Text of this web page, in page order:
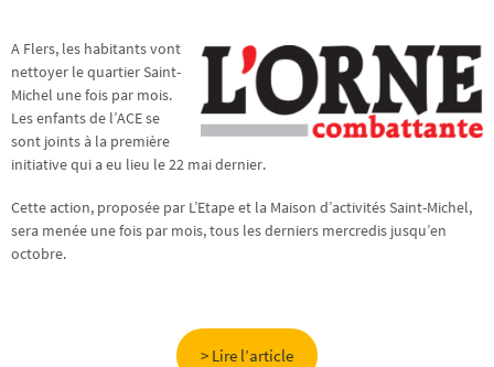
A Flers, les habitants vont
nettoyer le quartier Saint-
Michel une fois par mois.
Les enfants de l’ACE se
sont joints à la première
initiative qui a eu lieu le 22 mai dernier.
Cette action, proposée par L’Etape et la Maison d’activités Saint-Michel,
sera menée une fois par mois, tous les derniers mercredis jusqu’en
octobre.
> Lire l’article